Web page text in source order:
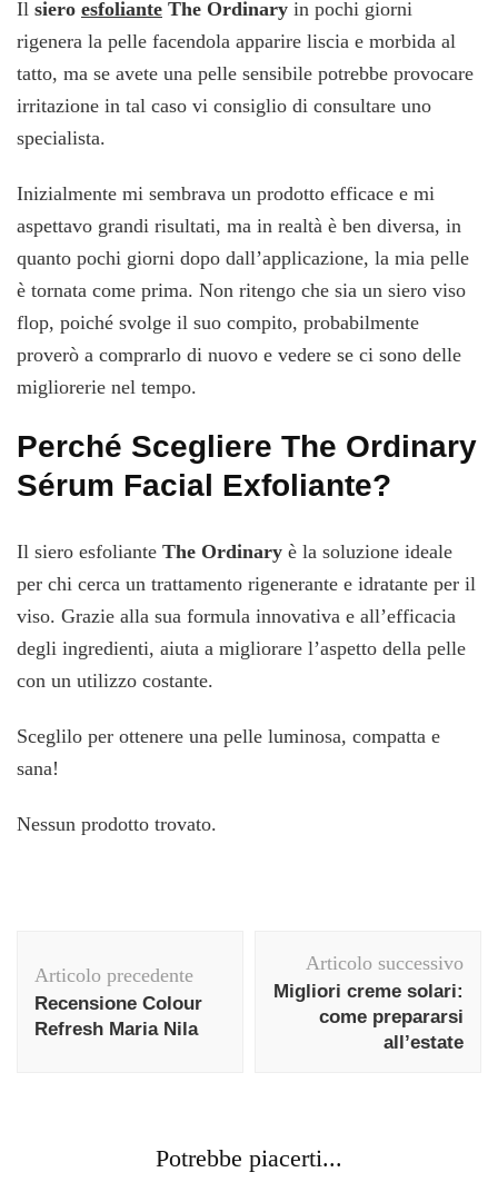
Il siero esfoliante The Ordinary in pochi giorni
rigenera la pelle facendola apparire liscia e morbida al
tatto, ma se avete una pelle sensibile potrebbe provocare
irritazione in tal caso vi consiglio di consultare uno
specialista.
Inizialmente mi sembrava un prodotto efficace e mi
aspettavo grandi risultati, ma in realtà è ben diversa, in
quanto pochi giorni dopo dall’applicazione, la mia pelle
è tornata come prima. Non ritengo che sia un siero viso
flop, poiché svolge il suo compito, probabilmente
proverò a comprarlo di nuovo e vedere se ci sono delle
migliorerie nel tempo.
Perché Scegliere The Ordinary
Sérum Facial Exfoliante?
Il siero esfoliante The Ordinary è la soluzione ideale
per chi cerca un trattamento rigenerante e idratante per il
viso. Grazie alla sua formula innovativa e all’efficacia
degli ingredienti, aiuta a migliorare l’aspetto della pelle
con un utilizzo costante.
Sceglilo per ottenere una pelle luminosa, compatta e
sana!
Nessun prodotto trovato.
articolo
Articolo precedente
Recensione Colour
Refresh Maria Nila
Articolo successivo
Migliori creme solari:
come prepararsi
all’estate
Potrebbe piacerti...